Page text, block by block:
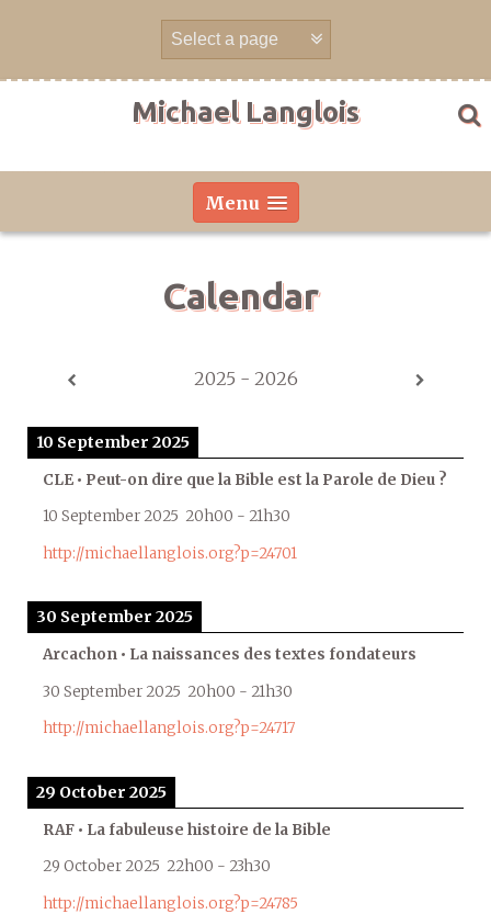
Michael Langlois
Menu
Calendar
2025 - 2026
10 September 2025
CLE • Peut-on dire que la Bible est la Parole de Dieu ?
10 September 2025 20h00 - 21h30
http://michaellanglois.org?p=24701
30 September 2025
Arcachon • La naissances des textes fondateurs
30 September 2025 20h00 - 21h30
http://michaellanglois.org?p=24717
29 October 2025
RAF • La fabuleuse histoire de la Bible
29 October 2025 22h00 - 23h30
http://michaellanglois.org?p=24785